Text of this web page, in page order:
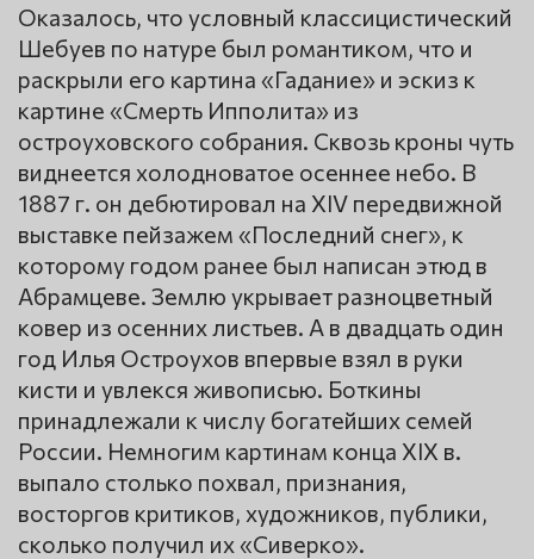
Оказалось, что условный классицистический
Шебуев по натуре был романтиком, что и
раскрыли его картина «Гадание» и эскиз к
картине «Смерть Ипполита» из
остроуховского собрания. Сквозь кроны чуть
виднеется холодноватое осеннее небо. В
1887 г. он дебютировал на ХIV передвижной
выставке пейзажем «Последний снег», к
которому годом ранее был написан этюд в
Абрамцеве. Землю укрывает разноцветный
ковер из осенних листьев. А в двадцать один
год Илья Остроухов впервые взял в руки
кисти и увлекся живописью. Боткины
принадлежали к числу богатейших семей
России. Немногим картинам конца ХIХ в.
выпало столько похвал, признания,
восторгов критиков, художников, публики,
сколько получил их «Сиверко».